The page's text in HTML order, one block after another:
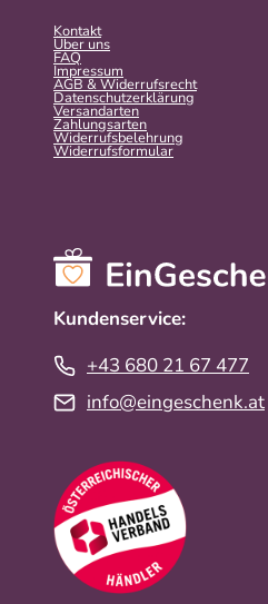
Kontakt
Über uns
FAQ
Impressum
AGB & Widerrufsrecht
Datenschutzerklärung
Versandarten
Zahlungsarten
Widerrufsbelehrung
Widerrufs­formular
Kundenservice:
+43 680 21 67 477
info@eingeschenk.at